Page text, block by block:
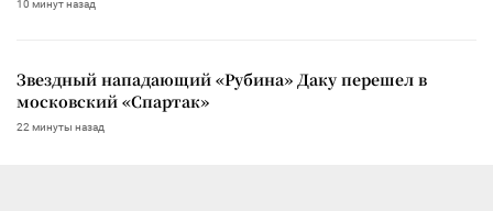
10 минут назад
Звездный нападающий «Рубина» Даку перешел в
московский «Спартак»
22 минуты назад